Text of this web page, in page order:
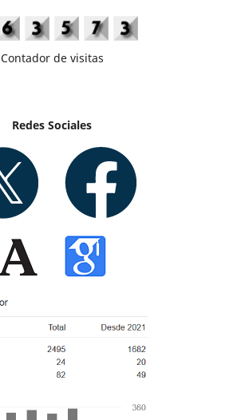
Contador de visitas
Redes Sociales